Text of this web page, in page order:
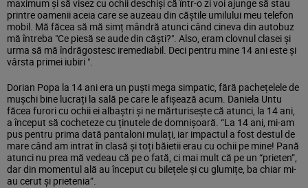
maximum și să visez cu ochii deschiși că într-o zi voi ajunge să stau
printre oamenii aceia care se auzeau din căștile umilului meu telefon
mobil. Mă făcea să mă simț mândră atunci când cineva din autobuz
mă întreba "Ce piesă se aude din căști?". Also, eram clovnul clasei și
urma să mă îndrăgostesc iremediabil. Deci pentru mine 14 ani este și
vârsta primei iubiri ".
Dorian Popa la 14 ani era un puști mega simpatic, fără pachețelele de
mușchi bine lucrați la sală pe care le afișează acum. Daniela Untu
făcea furori cu ochii ei albaștri și ne mărturisește că atunci, la 14 ani,
a început să cocheteze cu ținutele de domnișoară. “La 14 ani, mi-am
pus pentru prima dată pantaloni mulați, iar impactul a fost destul de
mare când am intrat în clasă și toți băietii erau cu ochii pe mine! Pană
atunci nu prea mă vedeau că pe o fată, ci mai mult că pe un “prieten”,
dar din momentul ală au început cu bilețele și cu glumițe, ba chiar mi-
au cerut și prietenia”.